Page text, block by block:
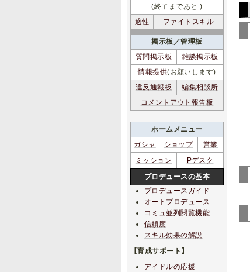
適性 ファイトスキル
(終了まであと)
違反通報板
編集相談所
コメントアウト報告板
掲示板／管理板
質問掲示板
雑談掲示板
情報提供(お願いします)
ホームメニュー
ガシャ
ショップ
営業
ミッション
Pデスク
プロデュースの基本
プロデュースガイド
オートプロデュース
コミュ並列閲覧機能
信頼度
スキル効果の解説
【育成サポート】
アイドルの応援